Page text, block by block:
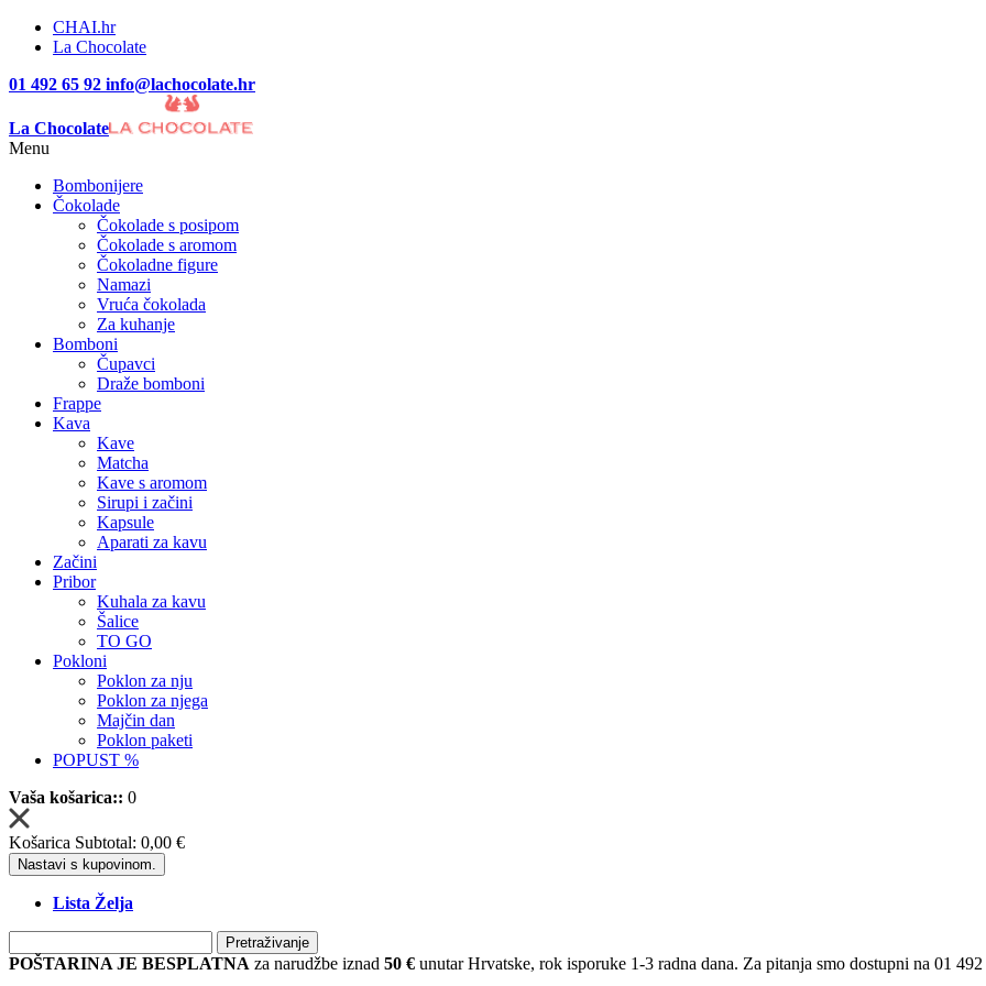
CHAI.hr
La Chocolate
01 492 65 92 info@lachocolate.hr
La Chocolate
Menu
Bombonijere
Čokolade
Čokolade s posipom
Čokolade s aromom
Čokoladne figure
Namazi
Vruća čokolada
Za kuhanje
Bomboni
Čupavci
Draže bomboni
Frappe
Kava
Kave
Matcha
Kave s aromom
Sirupi i začini
Kapsule
Aparati za kavu
Začini
Pribor
Kuhala za kavu
Šalice
TO GO
Pokloni
Poklon za nju
Poklon za njega
Majčin dan
Poklon paketi
POPUST %
Vaša košarica:: 0
Košarica Subtotal: 0,00 €
Nastavi s kupovinom.
Lista Želja
Pretraživanje
POŠTARINA JE BESPLATNA za narudžbe iznad 50 € unutar Hrvatske, rok isporuke 1-3 radna dana. Za pitanja smo dostupni na 01